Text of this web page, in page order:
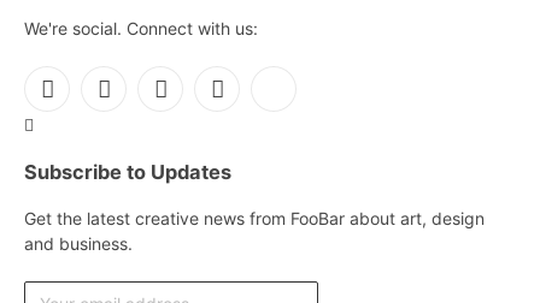
We're social. Connect with us:
Facebook
X
InstagramPinterest
Subscribe to Updates
Get the latest creative news from FooBar about art, design
and business.